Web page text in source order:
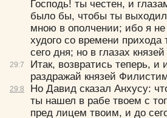
29:7
29:8
Господь! ты честен, и
было бы, чтобы ты
мною в ополчении; ибо я
худого со времени прихода
сего дня; но в глазах
Итак, возвратись теперь,
раздражай князей
Но Давид сказал Анхусу:
ты нашел в рабе твоем с
пред лицем твоим, и до